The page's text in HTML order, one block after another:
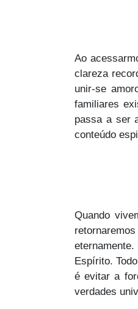
Ao
clareza
unir-se
familiares
passa a ser
conteúdo
Quando
Espírito.
é evitar a
verdades